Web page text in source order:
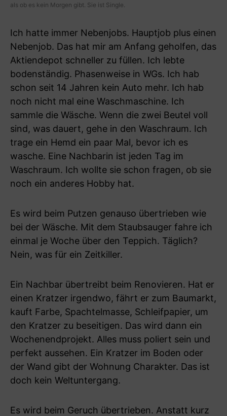
als ob es kein Morgen gibt. Sie ist Single.
Ich hatte immer Nebenjobs. Hauptjob plus einen
Nebenjob. Das hat mir am Anfang geholfen, das
Aktiendepot schneller zu füllen. Ich lebte
bodenständig. Phasenweise in WGs. Ich hab
schon seit 14 Jahren kein Auto mehr. Ich hab
noch nicht mal eine Waschmaschine. Ich
sammle die Wäsche. Wenn die zwei Beutel voll
sind, was dauert, gehe in den Waschraum. Ich
trage ein Hemd ein paar Mal, bevor ich es
wasche. Eine Nachbarin ist jeden Tag im
Waschraum. Ich wollte sie schon fragen, ob sie
noch ein anderes Hobby hat.
Es wird beim Putzen genauso übertrieben wie
bei der Wäsche. Mit dem Staubsauger fahre ich
einmal je Woche über den Teppich. Täglich?
Nein, was für ein Zeitkiller.
Ein Nachbar übertreibt beim Renovieren. Hat er
einen Kratzer irgendwo, fährt er zum Baumarkt,
kauft Farbe, Spachtelmasse, Schleifpapier, um
den Kratzer zu beseitigen. Das wird dann ein
Wochenendprojekt. Alles muss poliert sein und
perfekt aussehen. Ein Kratzer im Boden oder
der Wand gibt der Wohnung Charakter. Das ist
doch kein Weltuntergang.
Es wird beim Geruch übertrieben. Anstatt kurz